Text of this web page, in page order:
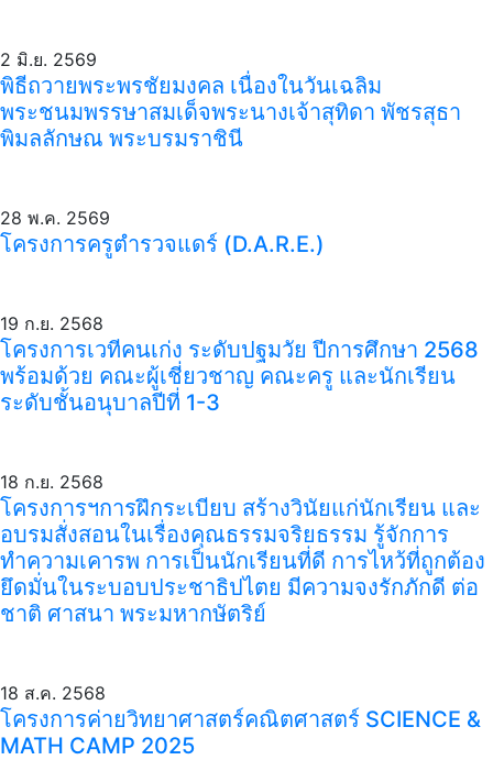
2 มิ.ย. 2569
พิธีถวายพระพรชัยมงคล เนื่องในวันเฉลิม
พระชนมพรรษาสมเด็จพระนางเจ้าสุทิดา พัชรสุธา
พิมลลักษณ พระบรมราชินี
28 พ.ค. 2569
โครงการครูตำรวจแดร์ (D.A.R.E.)
19 ก.ย. 2568
โครงการเวทีคนเก่ง ระดับปฐมวัย ปีการศึกษา 2568
พร้อมด้วย คณะผู้เชี่ยวชาญ คณะครู และนักเรียน
ระดับชั้นอนุบาลปีที่ 1-3
18 ก.ย. 2568
โครงการฯการฝึกระเบียบ สร้างวินัยแก่นักเรียน และ
อบรมสั่งสอนในเรื่องคุณธรรมจริยธรรม รู้จักการ
ทำความเคารพ การเป็นนักเรียนที่ดี การไหว้ที่ถูกต้อง
ยึดมั่นในระบอบประชาธิปไตย มีความจงรักภักดี ต่อ
ชาติ ศาสนา พระมหากษัตริย์
18 ส.ค. 2568
โครงการค่ายวิทยาศาสตร์คณิตศาสตร์ SCIENCE &
MATH CAMP 2025